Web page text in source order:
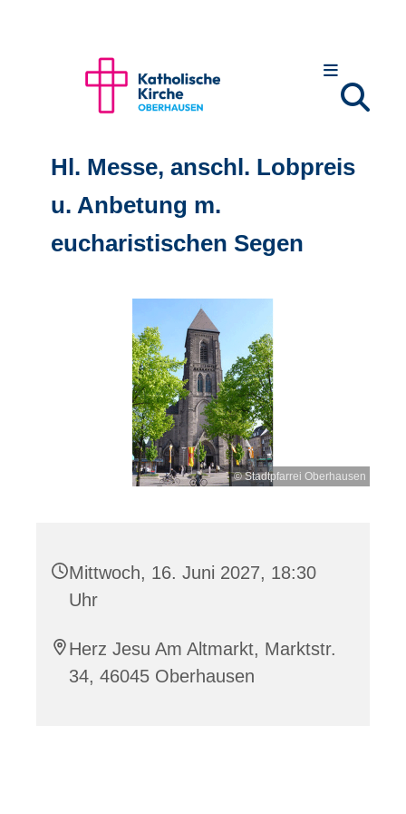
Hl. Messe, anschl. Lobpreis
u. Anbetung m.
eucharistischen Segen
© Stadtpfarrei Oberhausen
Mittwoch, 16. Juni 2027, 18:30
Uhr
Herz Jesu Am Altmarkt, Marktstr.
34, 46045 Oberhausen